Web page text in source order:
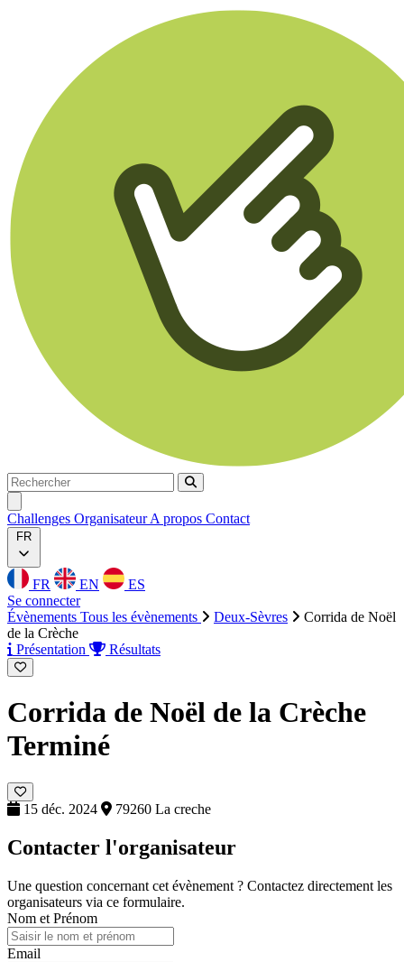
Rechercher
Rechercher
Challenges OrganisateurA propos Contact
FR
FR EN
ES
Se connecter
Évènements Tous les évènements Deux-Sèvres
Corrida de Noël
de la Crèche
Présentation
Résultats
Corrida de Noël de la Crèche
Terminé
15 déc. 2024 79260 La creche
Contacter l'organisateur
Une question concernant cet évènement ? Contactez directement les
organisateurs via ce formulaire.
Nom et Prénom
Email